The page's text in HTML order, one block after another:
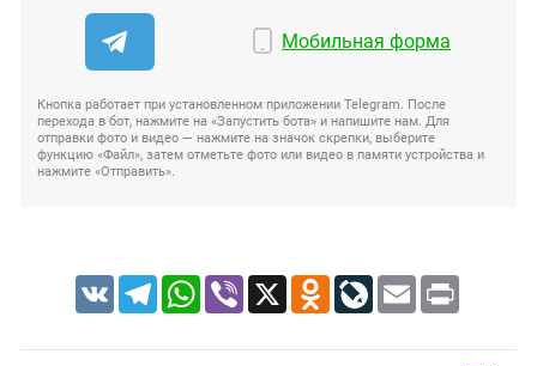
Мобильная форма
Кнопка работает при установленном приложении Telegram. После
перехода в бот, нажмите на «Запустить бота» и напишите нам. Для
отправки фото и видео — нажмите на значок скрепки, выберите
функцию «Файл», затем отметьте фото или видео в памяти устройства и
нажмите «Отправить».
VK TelegramWhatsApp
Viber X Odnoklassniki
LiveJournal
Email Print